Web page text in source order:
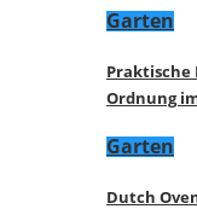
Garten
Ordnung
Garten
Dutch